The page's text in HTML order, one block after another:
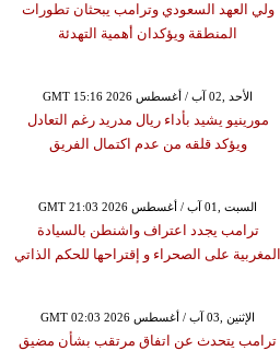
ولي العهد السعودي وترامب يبحثان تطورات
المنطقة ويؤكدان أهمية التهدئة
GMT 15:16 2026 الأحد ,02 آب / أغسطس
مورينيو يشيد بأداء ريال مدريد رغم التعادل
ويؤكد قلقه من عدم اكتمال الفريق
GMT 21:03 2026 السبت ,01 آب / أغسطس
ترامب يجدد اعتراف واشنطن بالسيادة
المغربية على الصحراء و إقتراحها للحكم الذاتي
GMT 02:03 2026 الإثنين ,03 آب / أغسطس
ترامب يتحدث عن اتفاق مرتقب بشأن مضيق